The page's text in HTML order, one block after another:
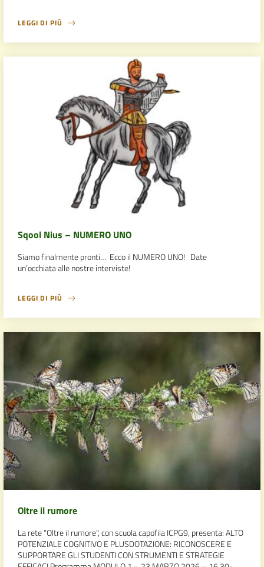
LEGGI DI PIÙ
Sqool Nius – NUMERO UNO
Siamo finalmente pronti… Ecco il NUMERO UNO! Date
un’occhiata alle nostre interviste!
LEGGI DI PIÙ
Oltre il rumore
La rete “Oltre il rumore”, con scuola capofila ICPG9, presenta: ALTO
POTENZIALE COGNITIVO E PLUSDOTAZIONE: RICONOSCERE E
SUPPORTARE GLI STUDENTI CON STRUMENTI E STRATEGIE